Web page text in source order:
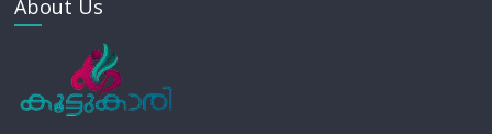
About Us